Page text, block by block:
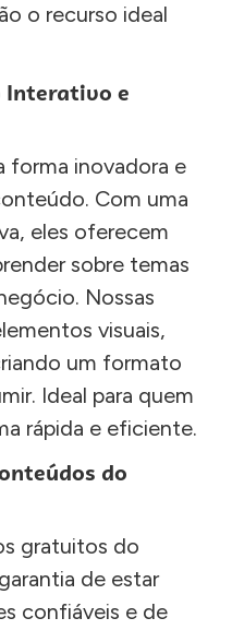
o recurso ideal
Interativo e
forma inovadora e
Com uma
eles oferecem
sobre temas
Nossas
visuais,
um formato
Ideal para quem
rápida e eficiente.
do
gratuitos do
de estar
confiáveis e de